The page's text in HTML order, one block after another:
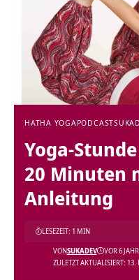
HATHA YOGAPODCAST
Yoga-
20 Minuten
Anleitung
ZULETZT AKTUALISIERT:
VONSUKADEV VOR 6
LESEZEIT: 1 MIN